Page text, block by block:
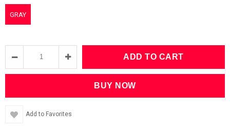
GRAY
Add to Favorites